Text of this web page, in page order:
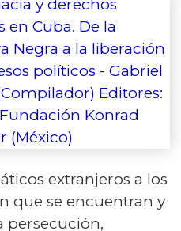
extranjeros a los
que se encuentran y
persecución,